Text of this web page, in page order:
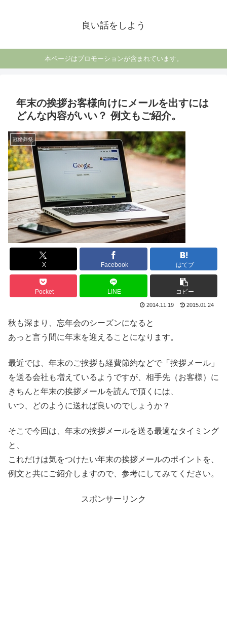
良い話をしよう
本ページはプロモーションが含まれています。
年末の挨拶お客様向けにメールを出すには
どんな内容がいい？ 例文もご紹介。
冠婚葬祭
X Facebook はてブ
Pocket LINE コピー
2014.11.19 2015.01.24
秋も深まり、忘年会のシーズンになると
あっと言う間に年末を迎えることになります。
最近では、年末のご挨拶も経費節約などで「挨拶メール」
を送る会社も増えているようですが、相手先（お客様）に
きちんと年末の挨拶メールを読んで頂くには、
いつ、どのように送れば良いのでしょうか？
そこで今回は、年末の挨拶メールを送る最適なタイミング
と、
これだけは気をつけたい年末の挨拶メールのポイントを、
例文と共にご紹介しますので、参考にしてみてください。
スポンサーリンク